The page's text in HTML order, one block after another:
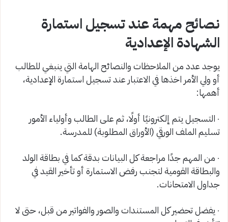
نصائح مهمة عند تسجيل استمارة
الشهادة الإعدادية
يوجد عدد من الملاحظات والنصائح الهامة التي ينبغي للطالب
أو ولي الأمر اخذها في الاعتبار عند تسجيل استمارة الإعدادية،
أهمها:
٠ التسجيل يتم إلكترونيًا أولًا، ثم على الطالب وأولياء الأمور
تسليم الملف الورقي (الأوراق المطلوبة) للمدرسة.
٠ من المهم جدًا مراجعة كل البيانات بدقة كما في بطاقة الولد
والبطاقة القومية لتجنب رفض الاستمارة أو تأخير القيد في
جداول الامتحانات.
٠ يفضل تحضير كل المستندات والصور والفواتير من قبل، حتى لا